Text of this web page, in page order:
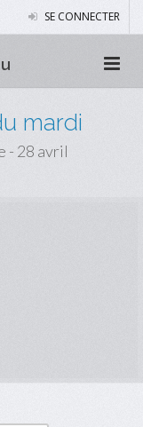
SE CONNECTER
mardi
- 28 avril